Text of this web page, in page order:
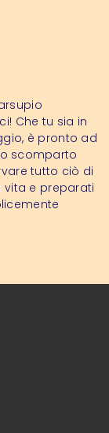
Che tu sia in
è pronto ad
scomparto
tutto ciò di
vita e preparati